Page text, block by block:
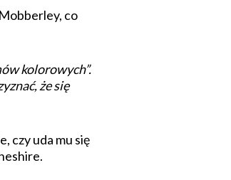
co
kolorowych”.
że się
czy uda mu się